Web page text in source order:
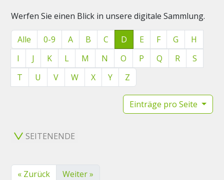
Werfen Sie einen Blick in unsere digitale Sammlung.
Alle 0-9 A B C D E F G
H
I
J K L M N O P Q R
S
T
U V W X Y Z
Einträge pro Seite
SEITENENDE
« Zurück Weiter »